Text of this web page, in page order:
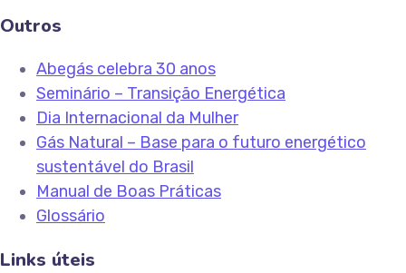
Outros
Abegás celebra 30 anos
Seminário – Transição Energética
Dia Internacional da Mulher
Gás Natural – Base para o futuro energético
sustentável do Brasil
Manual de Boas Práticas
Glossário
Links úteis